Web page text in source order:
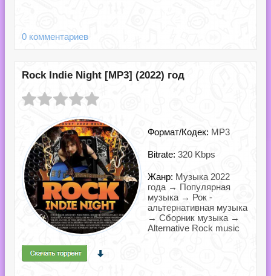
0 комментариев
Rock Indie Night [MP3] (2022) год
Формат/Кодек: MP3
Bitrate: 320 Kbps
Жанр: Музыка 2022
года → Популярная
музыка → Рок -
альтернативная музыка
→ Сборник музыка →
Alternative Rock music